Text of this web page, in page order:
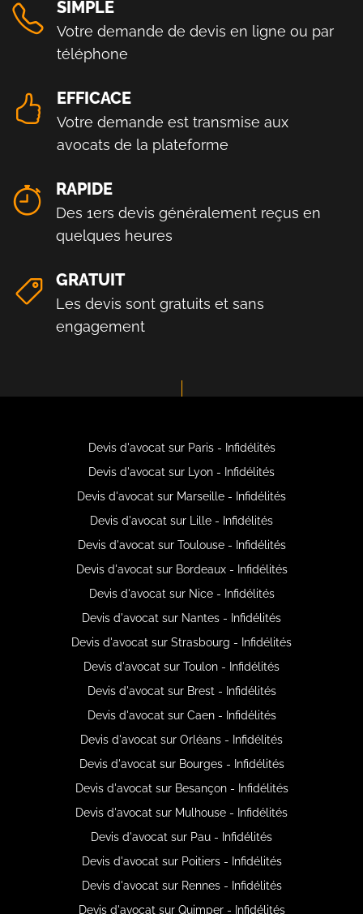
SIMPLE
Votre demande de devis en ligne ou par
téléphone
EFFICACE
Votre demande est transmise aux
avocats de la plateforme
RAPIDE
Des 1ers devis généralement reçus en
quelques heures
GRATUIT
Les devis sont gratuits et sans
engagement
Devis d'avocat sur Paris - Infidélités
Devis d'avocat sur Lyon - Infidélités
Devis d'avocat sur Marseille - Infidélités
Devis d'avocat sur Lille - Infidélités
Devis d'avocat sur Toulouse - Infidélités
Devis d'avocat sur Bordeaux - Infidélités
Devis d'avocat sur Nice - Infidélités
Devis d'avocat sur Nantes - Infidélités
Devis d'avocat sur Strasbourg - Infidélités
Devis d'avocat sur Toulon - Infidélités
Devis d'avocat sur Brest - Infidélités
Devis d'avocat sur Caen - Infidélités
Devis d'avocat sur Orléans - Infidélités
Devis d'avocat sur Bourges - Infidélités
Devis d'avocat sur Besançon - Infidélités
Devis d'avocat sur Mulhouse - Infidélités
Devis d'avocat sur Pau - Infidélités
Devis d'avocat sur Poitiers - Infidélités
Devis d'avocat sur Rennes - Infidélités
Devis d'avocat sur Quimper - Infidélités